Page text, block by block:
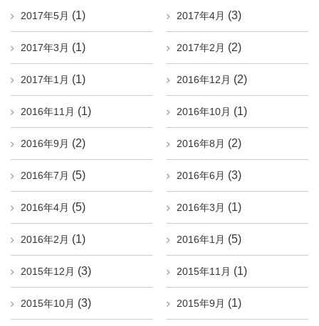
2017年5月 (1) 2017年4月 (3)
2017年3月 (1) 2017年2月 (2)
2017年1月 (1) 2016年12月 (2)
2016年11月 (1) 2016年10月 (1)
2016年9月 (2) 2016年8月 (2)
2016年7月 (5) 2016年6月 (3)
2016年4月 (5) 2016年3月 (1)
2016年2月 (1) 2016年1月 (5)
2015年12月 (3) 2015年11月 (1)
2015年10月 (3) 2015年9月 (1)